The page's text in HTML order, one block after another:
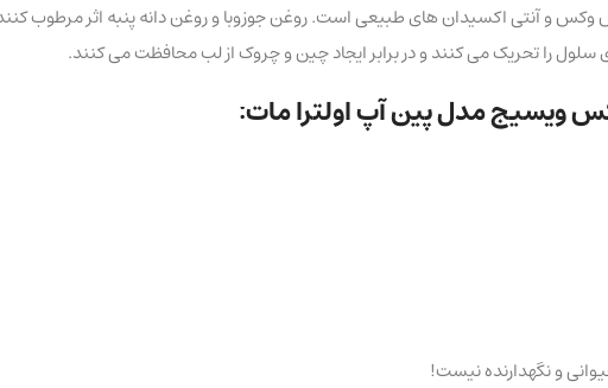
و آنتی اکسیدان های طبیعی است. روغن جوزوبا و روغن دانه پنبه اثر مرطوب
ویسیج مدل پین آپ اولترا مات:
و نگهدارنده نیست!